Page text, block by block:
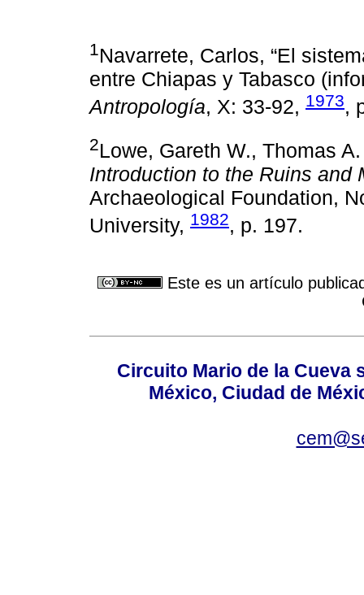
1 Navarrete, Carlos, “El
entre Chiapas y Tabasco
Antropología, X: 33-92, 1973,
2Lowe, Gareth W., Thomas
Introduction to the Ruins and
Archaeological Foundation,
University, 1982, p. 197.
Este es un artículo
Circuito Mario de la Cueva
México, Ciudad de